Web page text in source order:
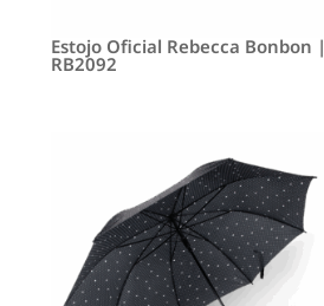
Estojo Oficial Rebecca Bonbon |
RB2092